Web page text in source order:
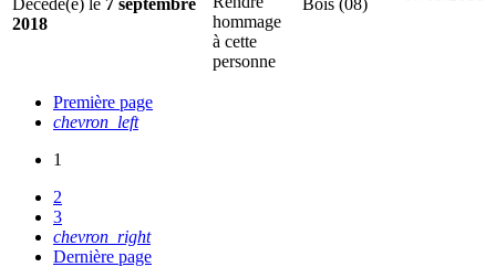
2018
hommage
à cette
personne
Première page
chevron_left
1
2
3
chevron_right
Dernière page